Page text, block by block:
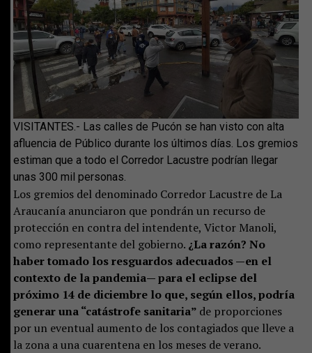
VISITANTES.- Las calles de Pucón se han visto con alta
afluencia de Público durante los últimos días. Los gremios
estiman que a todo el Corredor Lacustre podrían llegar
unas 300 mil personas.
Los gremios del denominado Corredor Lacustre de La
Araucanía anunciaron que pondrán un recurso de
protección en contra del intendente, Victor Manoli,
como representante del gobierno. ¿La razón? No
haber tomado los resguardos adecuados —en el
contexto de la pandemia— para el eclipse del
próximo 14 de diciembre lo que, según ellos, podría
generar una “catástrofe sanitaria” de proporciones
por un eventual aumento de los contagiados que lleve a
la zona a una cuarentena en los meses de verano.